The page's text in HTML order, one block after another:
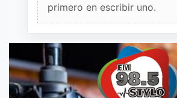
primero en escribir uno.